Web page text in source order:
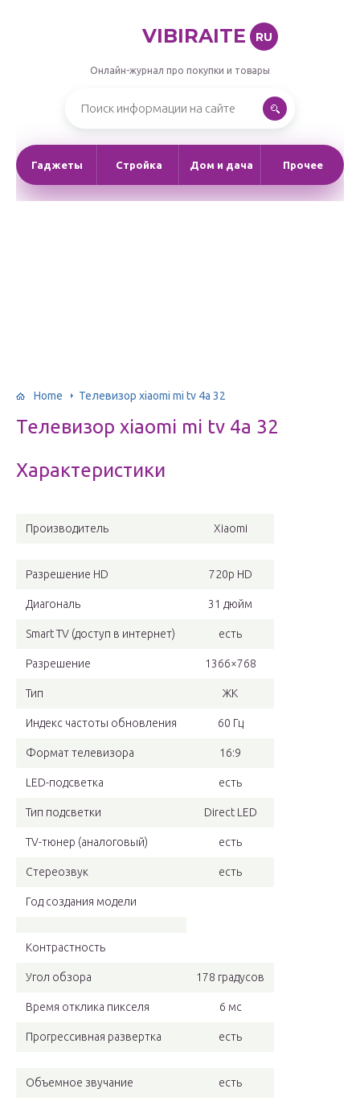
VIBIRAITE RU
Онлайн-журнал про покупки и товары
Гаджеты Стройка Дом и дача Прочее
Home Телевизор xiaomi mi tv 4a 32
Телевизор xiaomi mi tv 4a 32
Характеристики
Производитель Xiaomi
Разрешение HD 720p HD
Диагональ 31 дюйм
Smart TV (доступ в интернет) есть
Разрешение 1366×768
Тип ЖК
Индекс частоты обновления 60 Гц
Формат телевизора 16:9
LED-подсветка есть
Тип подсветки Direct LED
TV-тюнер (аналоговый) есть
Стереозвук есть
Год создания модели
Контрастность
Угол обзора 178 градусов
Время отклика пикселя 6 мс
Прогрессивная развертка есть
Объемное звучание есть